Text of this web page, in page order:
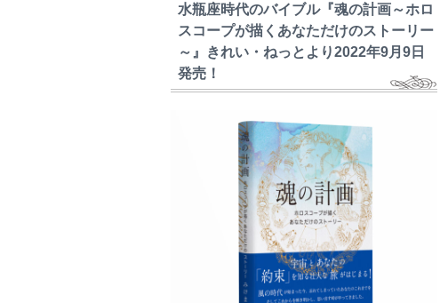
水瓶座時代のバイブル『魂の計画～ホロ
スコープが描くあなただけのストーリー
～』きれい・ねっとより2022年9月9日
発売！